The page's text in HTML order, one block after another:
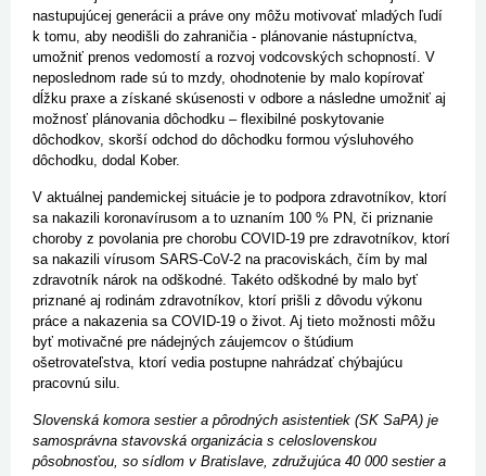
nastupujúcej generácii a práve ony môžu motivovať mladých ľudí
k tomu, aby neodišli do zahraničia - plánovanie nástupníctva,
umožniť prenos vedomostí a rozvoj vodcovských schopností. V
neposlednom rade sú to mzdy, ohodnotenie by malo kopírovať
dĺžku praxe a získané skúsenosti v odbore a následne umožniť aj
možnosť plánovania dôchodku – flexibilné poskytovanie
dôchodkov, skorší odchod do dôchodku formou výsluhového
dôchodku, dodal Kober.
V aktuálnej pandemickej situácie je to podpora zdravotníkov, ktorí
sa nakazili koronavírusom a to uznaním 100 % PN, či priznanie
choroby z povolania pre chorobu COVID-19 pre zdravotníkov, ktorí
sa nakazili vírusom SARS-CoV-2 na pracoviskách, čím by mal
zdravotník nárok na odškodné. Takéto odškodné by malo byť
priznané aj rodinám zdravotníkov, ktorí prišli z dôvodu výkonu
práce a nakazenia sa COVID-19 o život. Aj tieto možnosti môžu
byť motivačné pre nádejných záujemcov o štúdium
ošetrovateľstva, ktorí vedia postupne nahrádzať chýbajúcu
pracovnú silu.
Slovenská komora sestier a pôrodných asistentiek (SK SaPA) je
samosprávna stavovská organizácia s celoslovenskou
pôsobnosťou, so sídlom v Bratislave, združujúca 40 000 sestier a